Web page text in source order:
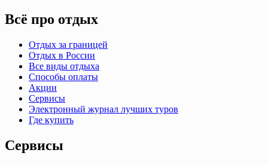
Всё про отдых
Отдых за границей
Отдых в России
Все виды отдыха
Способы оплаты
Акции
Сервисы
Электронный журнал лучших туров
Где купить
Сервисы